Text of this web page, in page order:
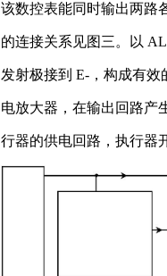
该数控表能同时输出两路
的连接关系见图三。以
发射极接到 E- ，构成有
电放大器，在输出回路产
行器的供电回路，执行器